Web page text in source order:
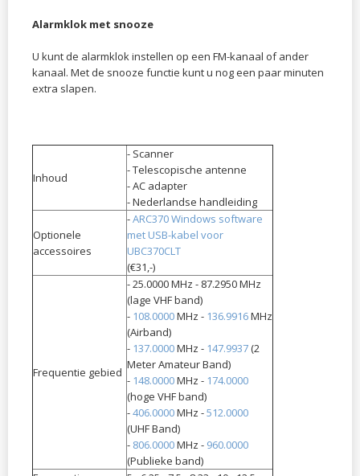
Alarmklok met snooze
U kunt de alarmklok instellen op een FM-kanaal of ander
kanaal. Met de snooze functie kunt u nog een paar minuten
extra slapen.
Inhoud
- Scanner
- Telescopische antenne
- AC adapter
- Nederlandse handleiding
Optionele
accessoires
-ARC370 Windows software
met USB-kabel voor
UBC370CLT
(€31,-)
Frequentie gebied
- 25.0000 MHz - 87.2950 MHz
(lage VHF band)
- 108.0000MHz - 136.9916MHz
(Airband)
- 137.0000MHz - 147.9937(2
Meter Amateur Band)
- 148.0000MHz - 174.0000
(hoge VHF band)
-406.0000MHz -512.0000
(UHF Band)
- 806.0000MHz - 960.0000
(Publieke band)